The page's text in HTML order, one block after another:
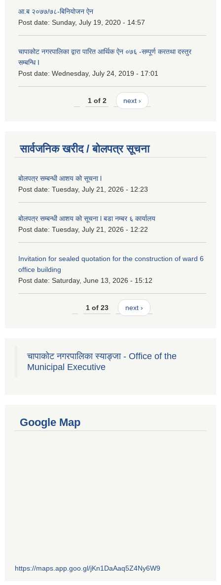
आ.ब २०७७/७८-बिनियोजन ऐन
Post date: Sunday, July 19, 2020 - 14:57
चापाकोट नगरपालिका द्वारा पारित आर्थिक ऐन ०७६ -सम्पूर्ण करतथा दस्तुर
सम्बन्धि I
Post date: Wednesday, July 24, 2019 - 17:01
1 of 2 next ›
सार्वजनिक खरीद / बोलपत्र सूचना
बोलपत्र सम्बन्धी आशय को सूचना l
Post date: Tuesday, July 21, 2026 - 12:23
बोलपत्र सम्बन्धी आशय को सूचना l बडा नम्बर ६ कार्यालय
Post date: Tuesday, July 21, 2026 - 12:22
Invitation for sealed quotation for the construction of ward 6
office building
Post date: Saturday, June 13, 2026 - 15:12
1 of 23 next ›
चापाकोट नगरपालिका स्याङ्जा - Office of the
Municipal Executive
Google Map
https://maps.app.goo.gl/jKn1DaAaq5Z4Ny6W9